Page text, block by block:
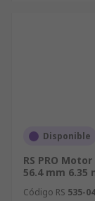
Disponible
RS PRO
56.4 mm 6.35
Código RS 535-